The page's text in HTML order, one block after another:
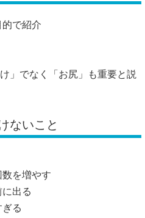
で紹介
」でなく「お尻」も重要と説
ないこと
を増やす
出る
る